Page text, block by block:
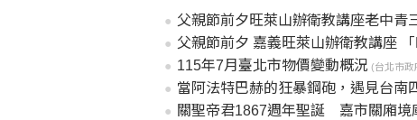
父親節前夕旺萊山辦衛教講座老中
父親節前夕 嘉義旺萊山辦衛教講座
115年7月臺北市物價變動概況 (台北市政
當阿法特巴赫的狂暴鋼砲，遇見台南
關聖帝君1867週年聖誕 嘉市關廂境